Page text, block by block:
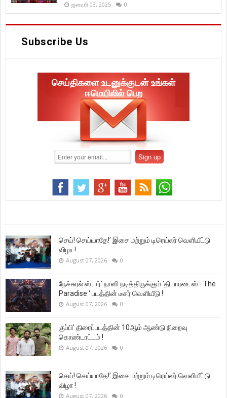
ஜனவரி 03, 2025 0
Subscribe Us
செய்திகளை உடனுக்குடன் உங்கள்
ஈமெயிலில் பெற
செய்! செய்யாதே!’ இசை மற்றும் டிரெய்லர் வெளியீட்டு
விழா !
August 07, 2026 0
நேச்சுரல் ஸ்டார்' நானி நடித்திருக்கும் 'தி பாரடைஸ் - The
Paradise ' படத்தின் டீசர் வெளியீடு !
August 07, 2026 0
குப்பி’ திரைப்படத்தின் 10ஆம் ஆண்டு நிறைவு
கொண்டாட்டம் !
August 07, 2026 0
செய்! செய்யாதே!’ இசை மற்றும் டிரெய்லர் வெளியீட்டு
விழா !
August 07, 2026 0